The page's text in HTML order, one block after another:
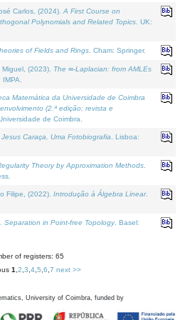
Carlos, (2024). A First Course on
Polynomials and Related Topics . UK:
of Fields and Rings . Cham: Springer.
(2023). The ∞-Laplacian: from AMLEs
Matemática da Universidade de Coimbra
(2.ª edição; revista e
de Coimbra.
Caraça, Uma Fotobiografia . Lisboa:
Theory by Approximation Methods
Filipe, (2022). Introdução à Álgebra Linear.
Separation in Point-free Topology. Basel:
of registers: 65
1 2 3 4, 5 6 7 next >>
University of Coimbra, funded by